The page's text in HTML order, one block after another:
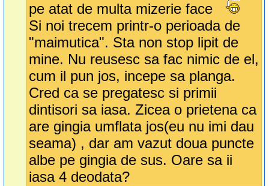
pe atat de multa mizerie face
Si noi trecem printr-o perioada de
"maimutica". Sta non stop lipit de
mine. Nu reusesc sa fac nimic de el,
cum il pun jos, incepe sa planga.
Cred ca se pregatesc si primii
dintisori sa iasa. Zicea o prietena ca
are gingia umflata jos(eu nu imi dau
seama) , dar am vazut doua puncte
albe pe gingia de sus. Oare sa ii
iasa 4 deodata?